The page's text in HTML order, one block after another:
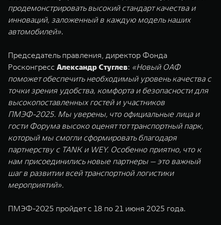
продемонстрировать высокий стандарт качества и
инноваций, заложенный в каждую модель наших
автомобилей».
Председатель правления, директор Фонда
Росконгресс Александр Стуглев: «Новый ОАФ
поможет обеспечить необходимый уровень качества с
точки зрения удобства, комфорта и безопасности для
высокопоставленных гостей и участников
ПМЭФ-2025. Мы уверены, что официальные лица и
гости Форума высоко оценят тот транспортный парк,
который мы смогли сформировать благодаря
партнерству с TANK и WEY. Особенно приятно, что к
нам присоединились новые партнеры — это важный
шаг в развитии всей транспортной логистики
мероприятий».
ПМЭФ-2025 пройдет с 18 по 21 июня 2025 года.